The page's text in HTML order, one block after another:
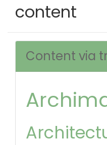
content
Content via